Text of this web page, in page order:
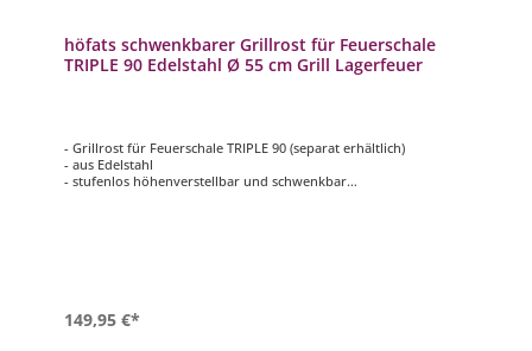
höfats schwenkbarer Grillrost für Feuerschale
TRIPLE 90 Edelstahl Ø 55 cm Grill Lagerfeuer
- Grillrost für Feuerschale TRIPLE 90 (separat erhältlich)
- aus Edelstahl
- stufenlos höhenverstellbar und schwenkbar
149,95 €*